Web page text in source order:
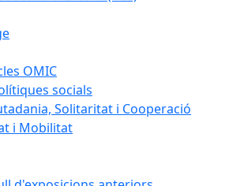
OMIC
socials
Solitaritat i Cooperació
i Mobilitat